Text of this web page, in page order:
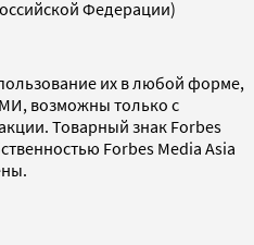
Федерации)
их в любой форме,
возможны только с
Товарный знак Forbes
Forbes Media Asia